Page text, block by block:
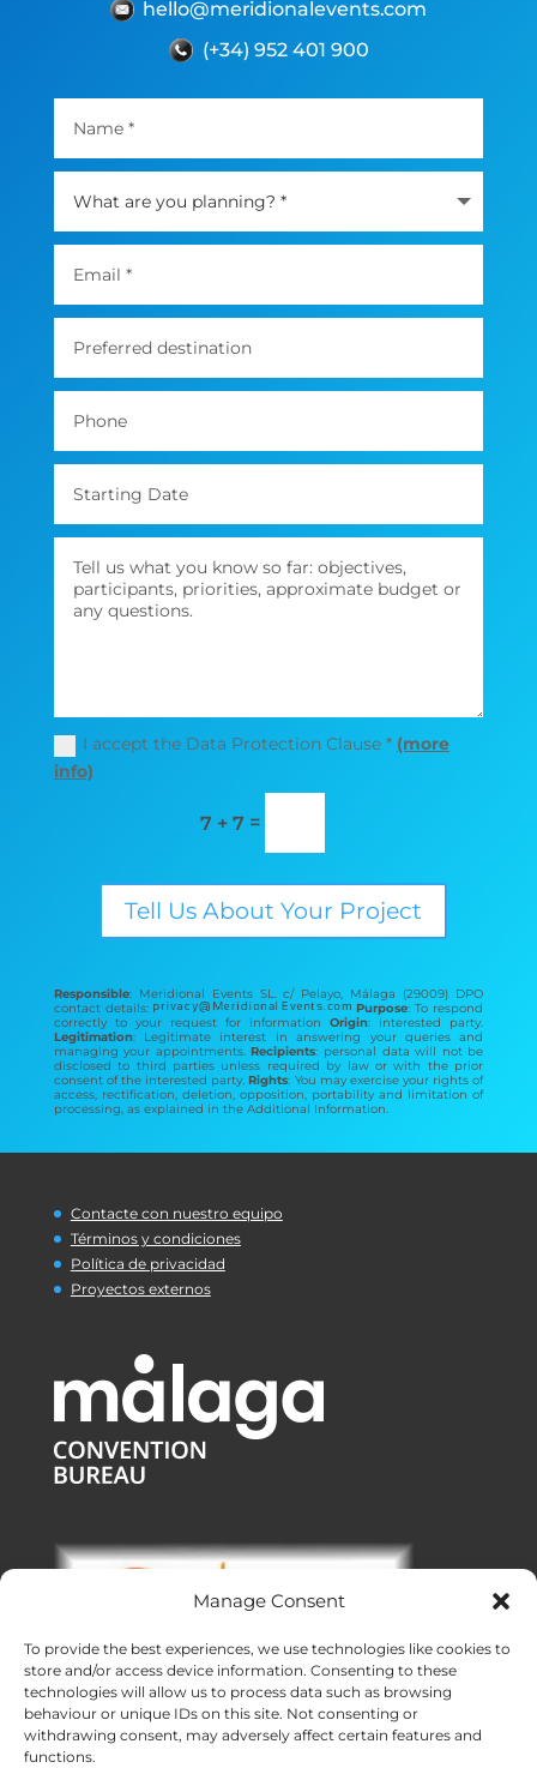
Manage Consent
To provide the best experiences, we use technologies like cookies to
store and/or access device information. Consenting to these
technologies will allow us to process data such as browsing
behaviour or unique IDs on this site. Not consenting or
withdrawing consent, may adversely affect certain features and
functions.
I accept the Data Protection Clause * (more
info)
7 + 7 =
Tell Us About Your Project
Responsible: Meridional Events SL. c/ Pelayo, Málaga (29009) DPO
contact details:
Purpose: To respond
correctly to your request for informationOrigin: interested party.
Legitimation: Legitimate interest in answering your queries and
managing your appointments.Recipients: personal data will not be
disclosed to third parties unless required by law or with the prior
consent of the interested party.Rights: You may exercise your rights of
access, rectification, deletion, opposition, portability and limitation of
processing, as explained in the Additional Information.
Contacte con nuestro equipo
Términos y condiciones
Política de privacidad
Proyectos externos